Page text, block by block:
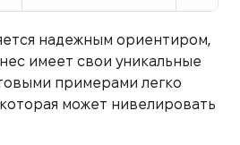
надежным ориентиром,
имеет свои уникальные
примерами легко
может нивелировать